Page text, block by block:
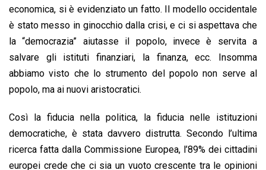
economica, si è evidenziato un fatto. Il modello occidentale
è stato messo in ginocchio dalla crisi, e ci si aspettava che
la “democrazia” aiutasse il popolo, invece è servita a
salvare gli istituti finanziari, la finanza, ecc. Insomma
abbiamo visto che lo strumento del popolo non serve al
popolo, ma ai nuovi aristocratici.
Così la fiducia nella politica, la fiducia nelle istituzioni
democratiche, è stata davvero distrutta. Secondo l’ultima
ricerca fatta dalla Commissione Europea, l’89% dei cittadini
europei crede che ci sia un vuoto crescente tra le opinioni